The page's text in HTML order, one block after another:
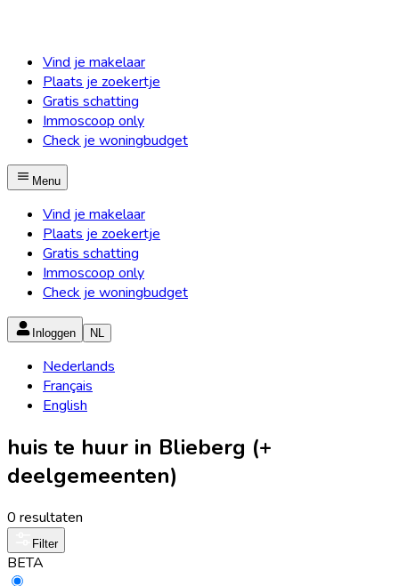
Vind je makelaar
Plaats je zoekertje
Gratis schatting
Immoscoop only
Check je woningbudget
Menu
Vind je makelaar
Plaats je zoekertje
Gratis schatting
Immoscoop only
Check je woningbudget
Inloggen NL
Nederlands
Français
English
huis te huur in Blieberg (+
deelgemeenten)
0 resultaten
Filter
BETA